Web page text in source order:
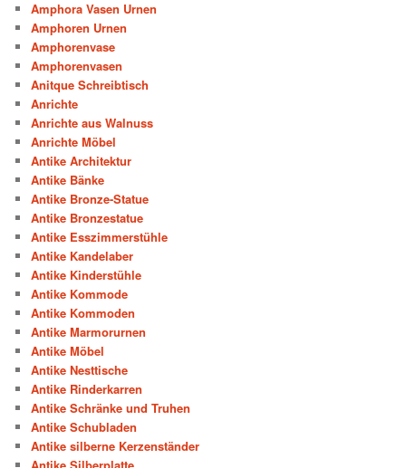
Amphora Vasen Urnen
Amphoren Urnen
Amphorenvase
Amphorenvasen
Anitque Schreibtisch
Anrichte
Anrichte aus Walnuss
Anrichte Möbel
Antike Architektur
Antike Bänke
Antike Bronze-Statue
Antike Bronzestatue
Antike Esszimmerstühle
Antike Kandelaber
Antike Kinderstühle
Antike Kommode
Antike Kommoden
Antike Marmorurnen
Antike Möbel
Antike Nesttische
Antike Rinderkarren
Antike Schränke und Truhen
Antike Schubladen
Antike silberne Kerzenständer